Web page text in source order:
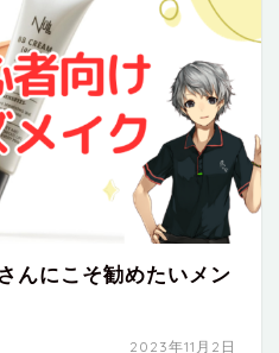
んにこそ勧めたいメン
2023年11月2日